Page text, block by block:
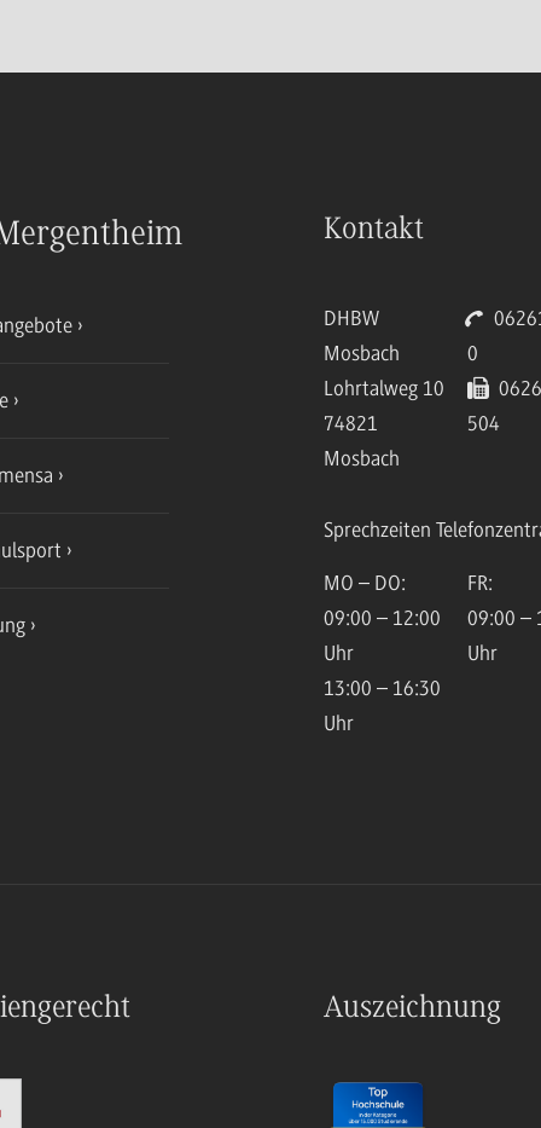
Kontakt
DHBW
Mosbach
Lohrtalweg 10
74821
Mosbach
0
504
Sprechzeiten
MO – DO:
09:00 – 12:00
Uhr
13:00 – 16:30
Uhr
FR:
09:00 –
Uhr
Auszeichnung